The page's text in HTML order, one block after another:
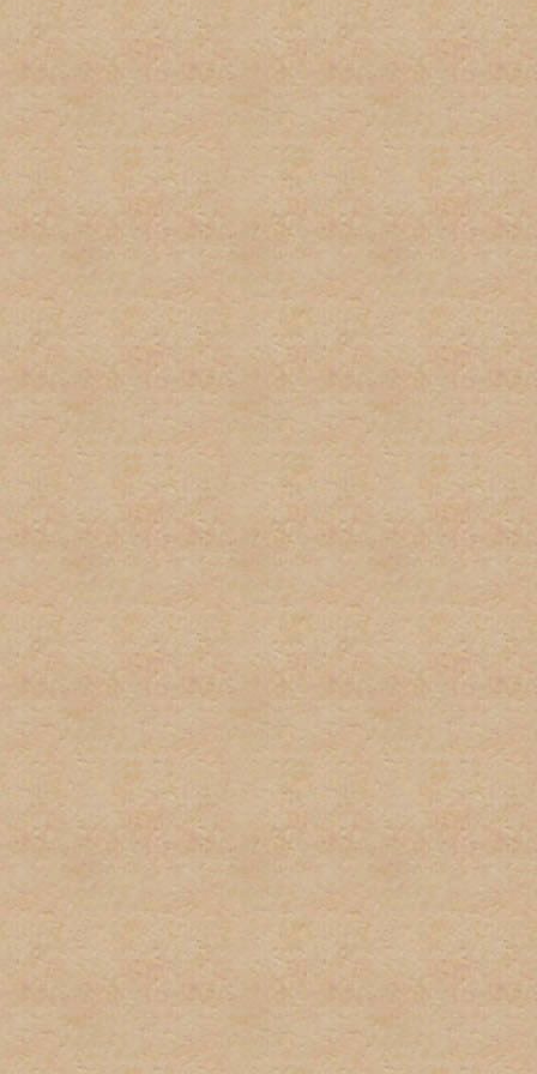
2. No habrá uso excesivo
mantengan este tipo del
3. Cada usuario tiene
suplantación de terceros
instancia habrá una
instacia el usuario sera
o herir algun otro
5. El spam no será
con el propósito de
7. Se tratará de poner
deberá tomar el tiempo
descripciones de los
puestos en las áreas
preguntas, asi como los